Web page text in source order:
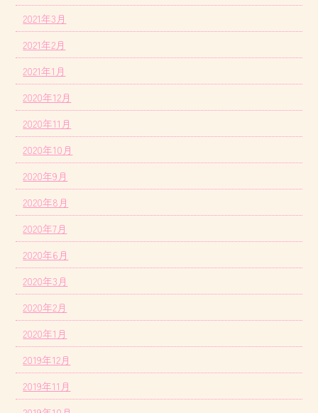
2021年3月
2021年2月
2021年1月
2020年12月
2020年11月
2020年10月
2020年9月
2020年8月
2020年7月
2020年6月
2020年3月
2020年2月
2020年1月
2019年12月
2019年11月